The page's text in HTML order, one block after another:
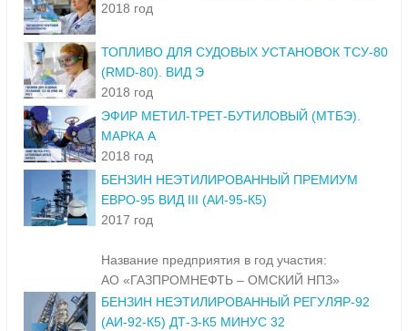
2018 год
ТОПЛИВО ДЛЯ СУДОВЫХ УСТАНОВОК ТСУ-80
(RMD-80). ВИД Э
2018 год
ЭФИР МЕТИЛ-ТРЕТ-БУТИЛОВЫЙ (МТБЭ).
МАРКА А
2018 год
БЕНЗИН НЕЭТИЛИРОВАННЫЙ ПРЕМИУМ
ЕВРО-95 ВИД III (АИ-95-К5)
2017 год
Название предприятия в год участия:
АО «ГАЗПРОМНЕФТЬ – ОМСКИЙ НПЗ»
БЕНЗИН НЕЭТИЛИРОВАННЫЙ РЕГУЛЯР-92
(АИ-92-К5) ДТ-З-К5 МИНУС 32